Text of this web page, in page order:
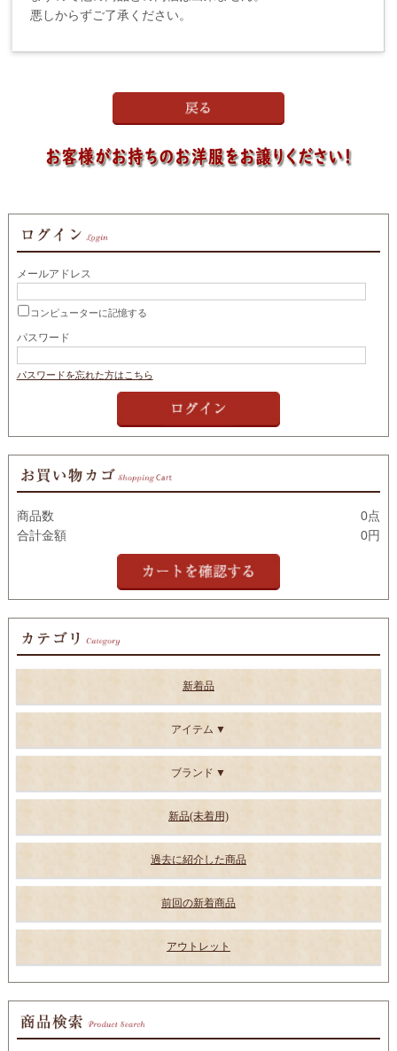
悪しからずご了承ください。
メールアドレス
コンピューターに記憶する
パスワード
パスワードを忘れた方はこちら
商品数
0点
合計金額
0円
新着品
アイテム
ブランド
新品(未着用)
過去に紹介した商品
前回の新着商品
アウトレット